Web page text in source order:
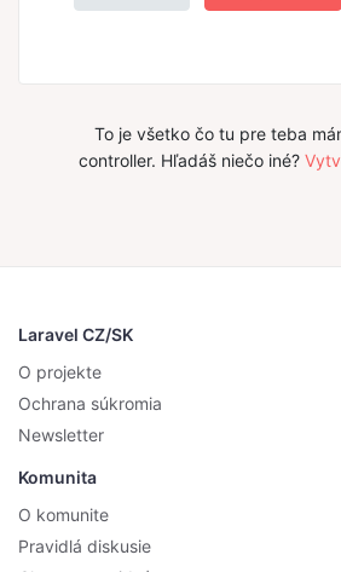
To je všetko čo tu pre teba
controller. Hľadáš niečo iné?
Laravel CZ/SK
O projekte
Ochrana súkromia
Newsletter
Komunita
O komunite
Pravidlá diskusie